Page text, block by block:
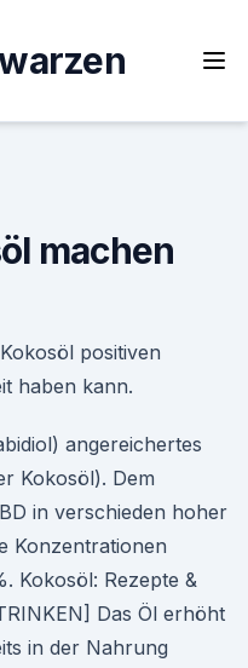
machen
positiven
haben kann.
angereichertes
Kokosöl). Dem
in verschieden hoher
Konzentrationen
Kokosöl: Rezepte &
Das Öl erhöht
in der Nahrung